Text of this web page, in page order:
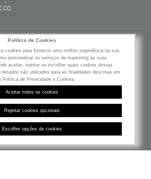
Política de Cookies
cookies para fornecer uma melhor experiência na sua
personalizar os serviços de marketing às suas
aceitar, rejeitar ou escolher quais cookies deseja
são utilizados para as finalidades descritas em
Política de Privacidade e Cookies.
Aceitar todos os cookies
Rejeitar cookies opcionais
Escolher opções de cookies
2277
CO